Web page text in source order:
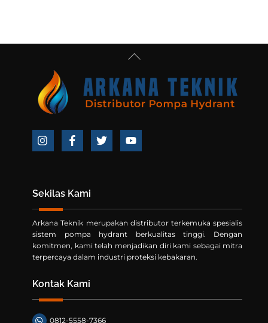
Back
Top
Icon
Icon
Icon
Icon
Sekilas Kami
Arkana Teknik merupakan distributor terkemuka spesialis
sistem pompa hydrant berkualitas tinggi. Dengan
komitmen, kami telah menjadikan diri kami sebagai mitra
terpercaya dalam industri proteksi kebakaran.
Kontak Kami
0812-5558-7366